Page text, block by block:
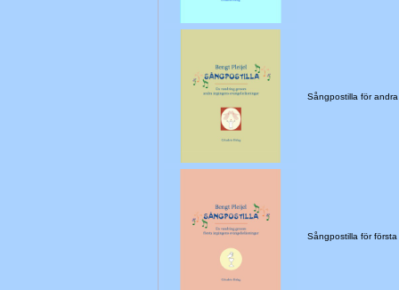
Sångpostilla för
Sångpostilla för